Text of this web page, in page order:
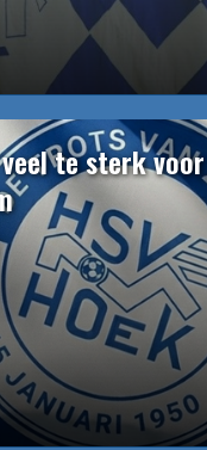
te sterk